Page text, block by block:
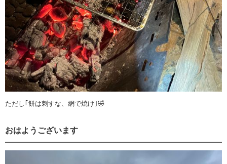
ただし｢餅は刺すな、網で焼け｣🤣
おはようございます